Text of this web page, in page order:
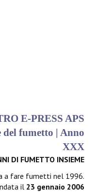
E-PRESS APS
fumetto | Anno
XXX
DI FUMETTO INSIEME
a fare fumetti nel 1996.
il 23 gennaio 2006